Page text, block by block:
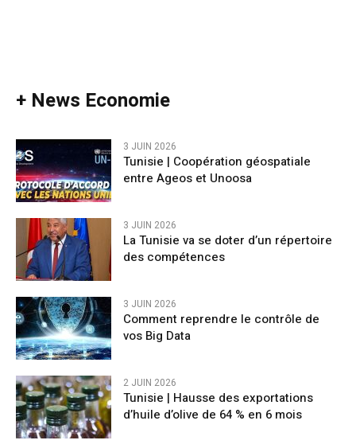
+ News Economie
3 JUIN 2026
Tunisie | Coopération géospatiale
entre Ageos et Unoosa
3 JUIN 2026
La Tunisie va se doter d’un répertoire
des compétences
3 JUIN 2026
Comment reprendre le contrôle de
vos Big Data
2 JUIN 2026
Tunisie | Hausse des exportations
d’huile d’olive de 64 % en 6 mois